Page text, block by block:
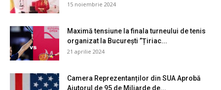
15 noiembrie 2024
Maximă tensiune la finala turneului de tenis
organizat la București ”Țiriac...
21 aprilie 2024
Camera Reprezentanților din SUA Aprobă
Ajutorul de 95 de Miliarde de...